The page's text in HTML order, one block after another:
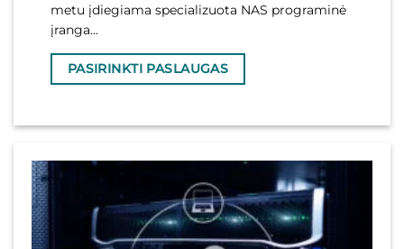
metu įdiegiama specializuota NAS programinė
įranga...
PASIRINKTI PASLAUGAS